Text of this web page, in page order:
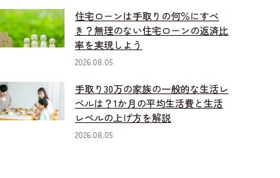
住宅ローンは手取りの何％にすべ
き？無理のない住宅ローンの返済比
率を実現しよう
2026.08.05
手取り30万の家族の一般的な生活レ
ベルは？1か月の平均生活費と生活
レベルの上げ方を解説
2026.08.05